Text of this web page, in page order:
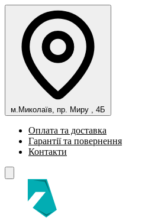
м.Миколаїв, пр. Миру , 4Б
Оплата та доставка
Гарантії та повернення
Контакти